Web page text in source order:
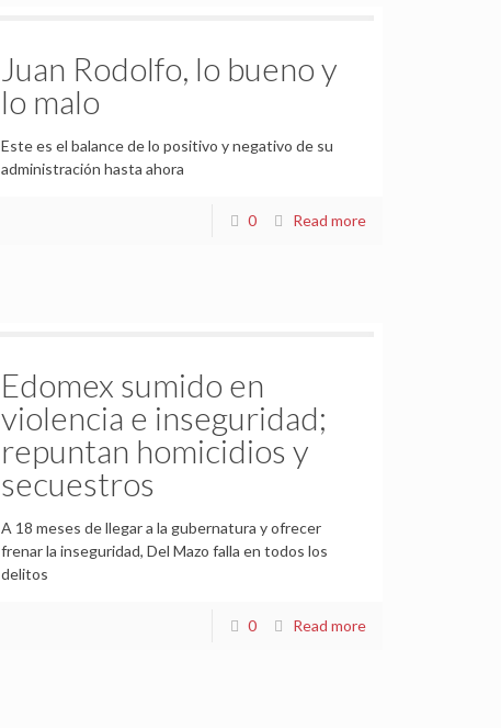
Juan Rodolfo, lo bueno y
lo malo
Este es el balance de lo positivo y negativo de su
administración hasta ahora
0 Read more
Edomex sumido en
violencia e inseguridad;
repuntan homicidios y
secuestros
A 18 meses de llegar a la gubernatura y ofrecer
frenar la inseguridad, Del Mazo falla en todos los
delitos
0 Read more